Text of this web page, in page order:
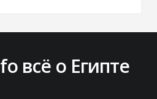
всё о Египте